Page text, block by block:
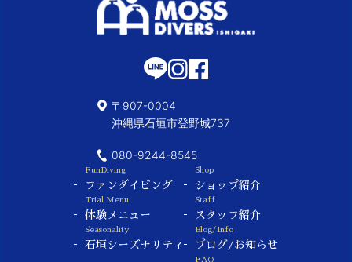
〒907-0004
沖縄県石垣市登野城737
080-9244-8545
FunDiving
ファンダイビング
Trial Menu
体験メニュー
Seasonality
石垣シーズナリティ
Shop
ショップ紹介
Staff
スタッフ紹介
Blog/Info
ブログ/お知らせ
FAQ